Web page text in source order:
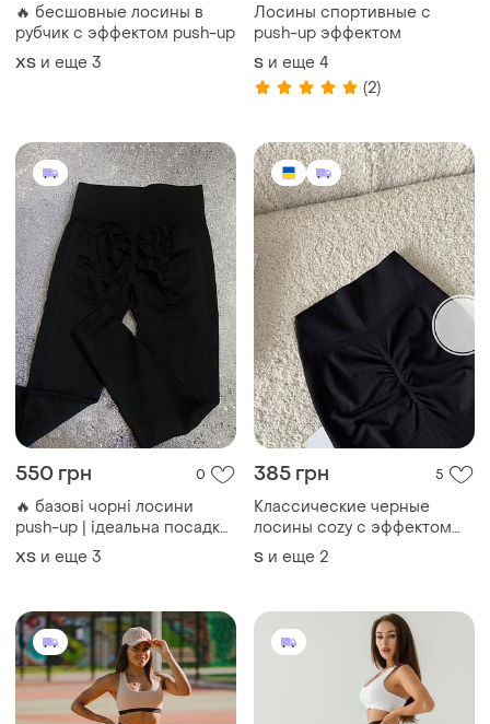
🔥 бесшовные лосины в
рубчик с эффектом push-up
ХS и еще 3
Лосины спортивные с
push-up эффектом
S и еще 4
(2)
550 грн 0
🔥 базові чорні лосини
push-up | ідеальна посадка
🍑
ХS и еще 3
385 грн 5
Классические черные
лосины cozy с эффектом
push-up 🔥🔥🔥
S и еще 2